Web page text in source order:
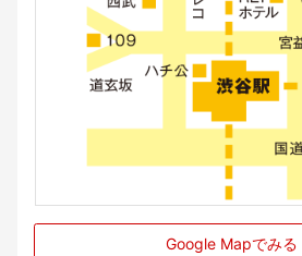
Google Mapでみる